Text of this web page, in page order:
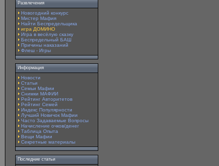
Развлечения
Новогодний конкурс
Мистер Мафия
Найти Беспредельщика
игра ДОМИНО
Игра в весёлую сказку
Беспредельный БАШ
Причины наказаний
Флеш - Игры
Информация
Новости
Статьи
Семьи Мафии
Снимки МАФИИ
Рейтинг Авторитетов
Рейтинг Семей
Индекс Популярности
Лучший Новичок Мафии
Часто Задаваемые Вопросы
Начисление очков/денег
Таблица Опыта
Вещи Мафии
Секретные материалы
Последние статьи